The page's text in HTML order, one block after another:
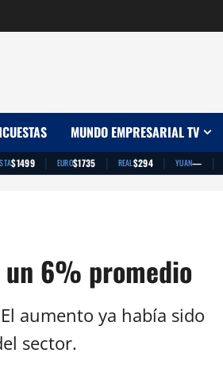
MUNDO EMPRESARIAL TV
$1499 | EURO$1735 | REAL$294 | YUAN— |
6% promedio
aumento ya había sido
sector.